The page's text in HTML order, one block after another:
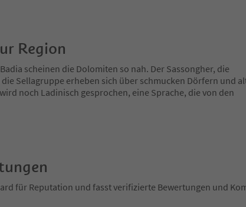
Region
scheinen die Dolomiten so nah. Der Sassongher, die
Sellagruppe erheben sich über schmucken Dörfern und
noch Ladinisch gesprochen, eine Sprache, die von den
für Reputation und fasst verifizierte Bewertungen und